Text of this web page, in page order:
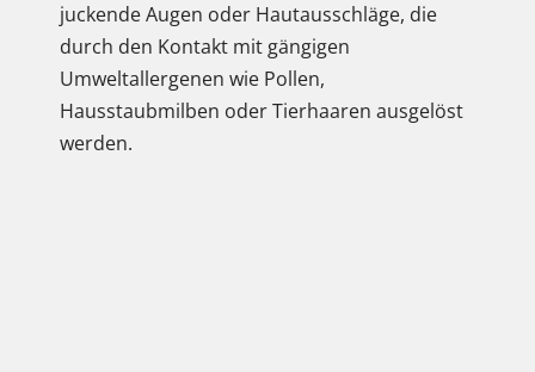
juckende Augen oder Hautausschläge, die
durch den Kontakt mit gängigen
Umweltallergenen wie Pollen,
Hausstaubmilben oder Tierhaaren ausgelöst
werden.